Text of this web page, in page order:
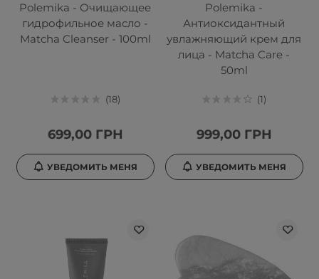
Polemika - Очищающее
гидрофильное масло -
Matcha Cleanser - 100ml
18
699,00 ГРН
УВЕДОМИТЬ МЕНЯ
Polemika -
Антиоксидантный
увлажняющий крем для
лица - Matcha Care -
50ml
1
999,00 ГРН
УВЕДОМИТЬ МЕНЯ